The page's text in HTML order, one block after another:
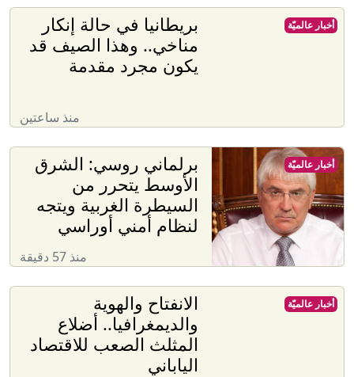
بريطانيا في حالة إنكار
مناخي.. وهذا الصيف قد
يكون مجرد مقدمة
منذ ساعتين
أخبار عالميّة
برلماني روسي: الشرق
الأوسط يتحرر من
السيطرة الغربية ويتجه
لنظام أمني أوراسي
منذ 57 دقيقة
أخبار عالميّة
الانفتاح والهوية
والديمغرافيا.. أضلاع
المثلث الصعب للاقتصاد
الياباني
أخبار عالميّة